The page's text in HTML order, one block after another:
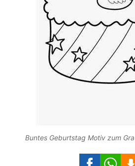
Buntes Geburtstag Motiv zum